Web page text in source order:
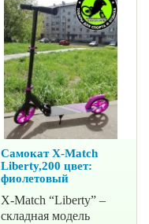
Самокат X-Match
Liberty,200 цвет:
фиолетовый
X-Match “Liberty” –
складная модель